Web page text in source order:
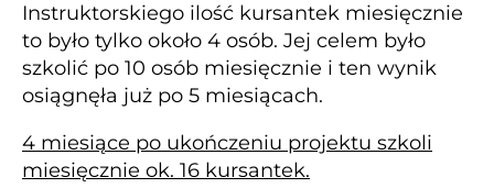
Instruktorskiego ilość kursantek miesięcznie
to było tylko około 4 osób. Jej celem było
szkolić po 10 osób miesięcznie i ten wynik
osiągnęła już po 5 miesiącach.
4 miesiące po ukończeniu projektu szkoli
miesięcznie ok. 16 kursantek.